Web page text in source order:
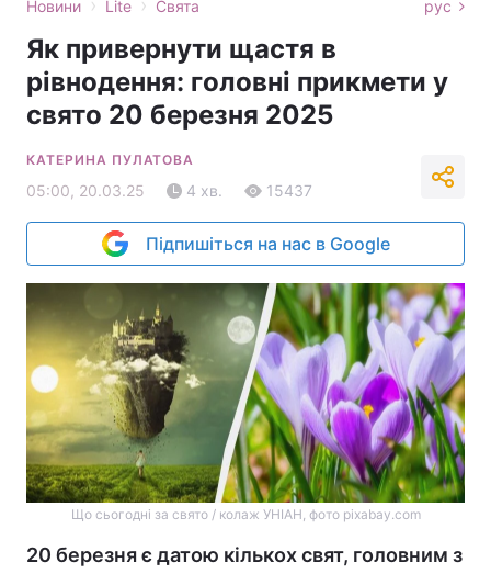
Новини › Lite › Свята рус
Як привернути щастя в
рівнодення: головні прикмети у
свято 20 березня 2025
КАТЕРИНА ПУЛАТОВА
05:00, 20.03.25 4 хв. 15437
Підпишіться на нас в Google
Що сьогодні за свято / колаж УНІАН, фото pixabay.com
20 березня є датою кількох свят, головним з